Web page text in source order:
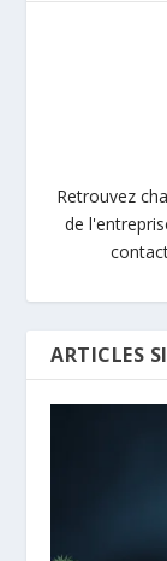
Retrouvez
de
ARTICLES